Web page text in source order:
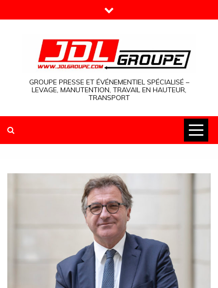
to
GROUPE PRESSE ET ÉVÉNEMENTIEL SPÉCIALISÉ –
LEVAGE, MANUTENTION, TRAVAIL EN HAUTEUR,
TRANSPORT